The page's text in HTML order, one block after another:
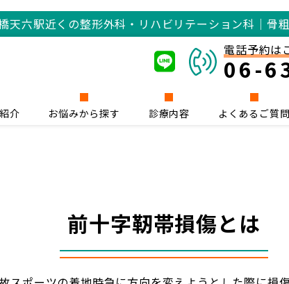
天六駅近くの整形外科・リハビリテーション科｜骨
電話予約は
06-
介 お悩みから探す 診療内容 よくあるご質問
前十字靭帯損傷とは